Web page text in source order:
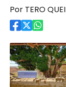
Por TERO